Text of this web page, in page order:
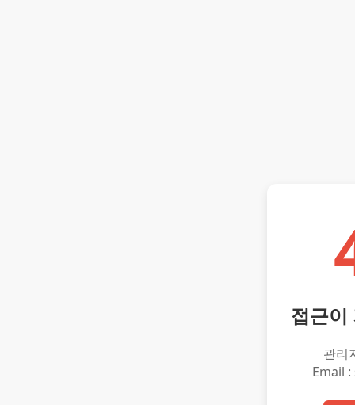
접근이
관리
Email